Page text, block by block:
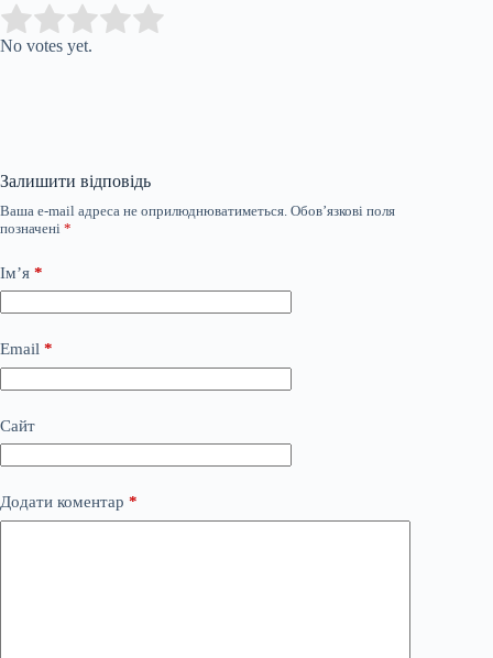
Rate this item:
No votes yet.
Залишити відповідь
Ваша e-mail адреса не оприлюднюватиметься. Обов’язкові поля
позначені *
Ім’я *
Email *
Сайт
Додати коментар *